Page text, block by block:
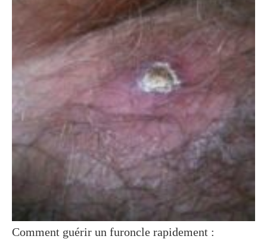
Comment guérir un furoncle rapidement :